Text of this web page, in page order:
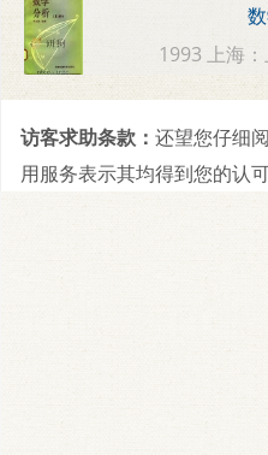
1993 上海
访客求助条款： 还望您仔细
用服务表示其均得到您的认可